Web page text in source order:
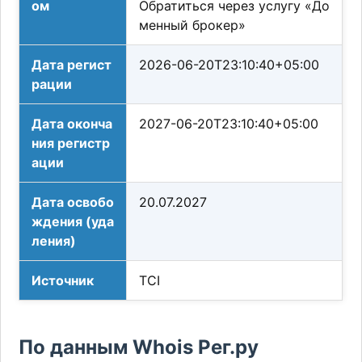
ом
Обратиться через услугу «До
менный брокер»
Дата регист
рации
2026-06-20T23:10:40+05:00
Дата оконча
ния регистр
ации
2027-06-20T23:10:40+05:00
Дата освобо
ждения (уда
ления)
20.07.2027
Источник TCI
По данным Whois Рег.ру